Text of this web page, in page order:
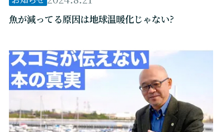
魚が減ってる原因は地球温暖化じゃない?